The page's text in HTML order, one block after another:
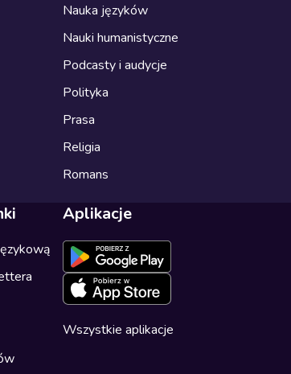
Nauka języków
Nauki humanistyczne
Podcasty i audycje
Polityka
Prasa
Religia
Romans
Aplikacje
Wszystkie aplikacje